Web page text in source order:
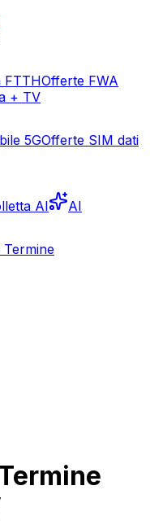
FTTHOfferte FWA
+ TV
5GOfferte SIM dati
AI AI
Termine